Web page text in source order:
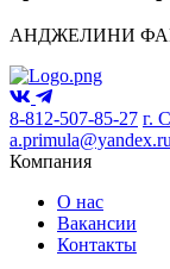
АНДЖЕЛИНИ
8-812-507-85-27 г.
a.primula@yandex.ru
Компания
О нас
Вакансии
Контакты